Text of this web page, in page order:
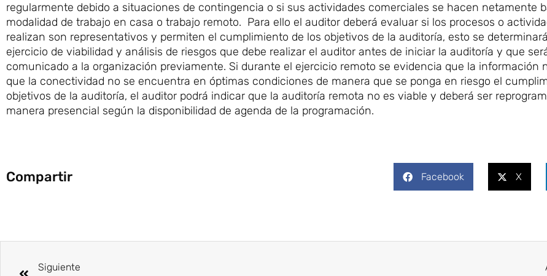
regularmente debido a situaciones de contingencia o si sus actividades comerciales se hacen netamente
modalidad de trabajo en casa o trabajo remoto. Para ello el auditor deberá evaluar si los procesos o
realizan son representativos y permiten el cumplimiento de los objetivos de la auditoría, esto se
ejercicio de viabilidad y análisis de riesgos que debe realizar el auditor antes de iniciar la auditoría y que
comunicado a la organización previamente. Si durante el ejercicio remoto se evidencia que la información
que la conectividad no se encuentra en óptimas condiciones de manera que se ponga en riesgo el
objetivos de la auditoría, el auditor podrá indicar que la auditoría remota no es viable y deberá ser
manera presencial según la disponibilidad de agenda de la programación.
Compartir Facebook X
Siguiente